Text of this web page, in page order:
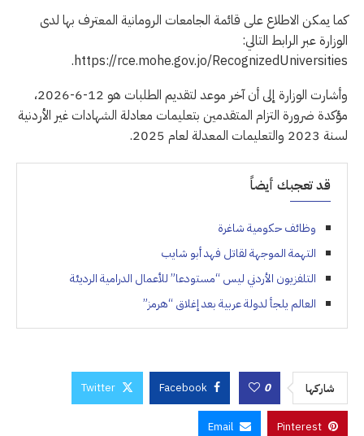
كما يمكن الاطلاع على قائمة الجامعات الرومانية المعترف بها لدى
الوزارة عبر الرابط التالي:
https://rce.mohe.gov.jo/RecognizedUniversities.
وأشارت الوزارة إلى أن آخر موعد لتقديم الطلبات هو 12-6-2026،
مؤكدة ضرورة التزام المتقدمين بتعليمات معادلة الشهادات غير الأردنية
لسنة 2023 والتعليمات المعدلة لعام 2025.
قد تعجبك أيضاً
وظائف حكومية شاغرة
التهمة الموجهة لقاتل فهد أبو شايب
التلفزيون الأردني ليس “مستودعا” للأعمال الدرامية الرديئة
العالم يلجأ لدولة عربية بعد إغلاق “هرمز”
شاركها 0
Facebook
Twitter
Pinterest
Email